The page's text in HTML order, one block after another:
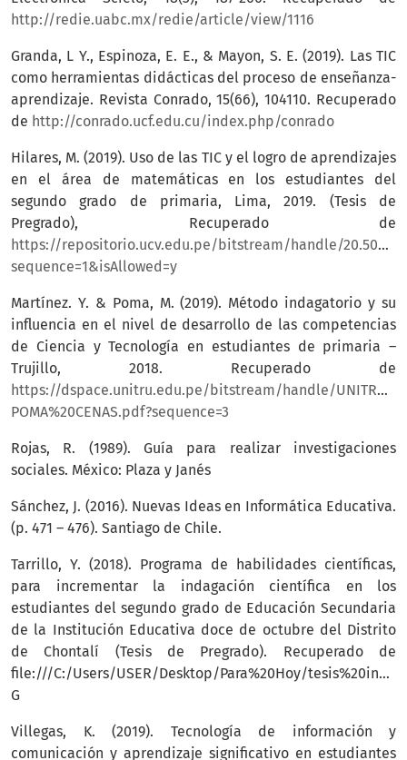
http://redie.uabc.mx/redie/article/view/1116
Granda, L Y., Espinoza, E. E., & Mayon, S. E. (2019). Las TIC
como herramientas didácticas del proceso de enseñanza-
aprendizaje. Revista Conrado, 15(66), 104110. Recuperado
de http://conrado.ucf.edu.cu/index.php/conrado
Hilares, M. (2019). Uso de las TIC y el logro de aprendizajes
en el área de matemáticas en los estudiantes del
segundo grado de primaria, Lima, 2019. (Tesis de
Pregrado), Recuperado de
https://repositorio.ucv.edu.pe/bitstream/handle/
sequence=1&isAllowed=y
Martínez. Y. & Poma, M. (2019). Método indagatorio y su
influencia en el nivel de desarrollo de las competencias
de Ciencia y Tecnología en estudiantes de primaria –
Trujillo, 2018. Recuperado de
https://dspace.unitru.edu.pe/bitstream/handle/UNITRU/
POMA%20CENAS.pdf?sequence=3
Rojas, R. (1989). Guía para realizar investigaciones
sociales. México: Plaza y Janés
Sánchez, J. (2016). Nuevas Ideas en Informática Educativa.
(p. 471 – 476). Santiago de Chile.
Tarrillo, Y. (2018). Programa de habilidades científicas,
para incrementar la indagación científica en los
estudiantes del segundo grado de Educación Secundaria
de la Institución Educativa doce de octubre del Distrito
de Chontalí (Tesis de Pregrado). Recuperado de
file:///C:/Users/USER/Desktop/Para%20Hoy/
G
Villegas, K. (2019). Tecnología de información y
comunicación y aprendizaje significativo en estudiantes